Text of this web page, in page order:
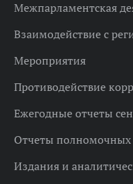
Межпарламентская
Взаимодействие с
Мероприятия
Противодействие
Ежегодные отчеты
Отчеты полномочных
Издания и